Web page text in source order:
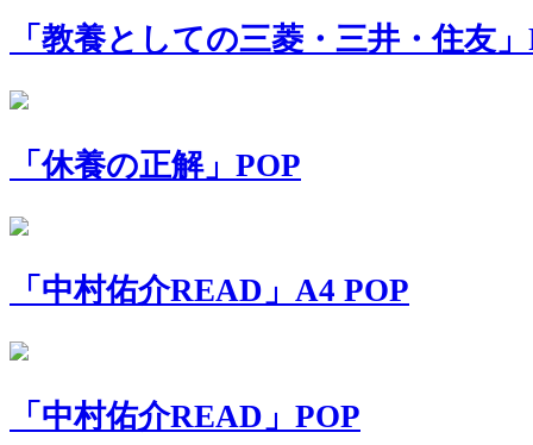
「教養としての三菱・三井・住友
「休養の正解」POP
「中村佑介READ」A4 POP
「中村佑介READ」POP